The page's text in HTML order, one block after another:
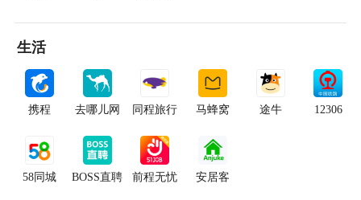
生活
携程 去哪儿网 同程旅行 马蜂窝 途牛 12306
58同城 BOSS直聘 前程无忧 安居客